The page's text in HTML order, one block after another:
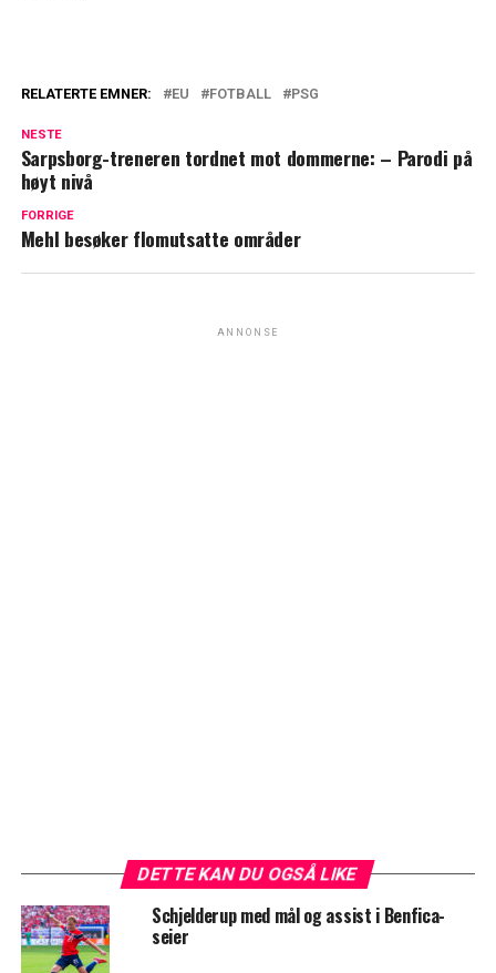
RELATERTE EMNER: EU FOTBALL PSG
NESTE
Sarpsborg-treneren tordnet mot dommerne: – Parodi på
høyt nivå
FORRIGE
Mehl besøker flomutsatte områder
ANNONSE
DETTE KAN DU OGSÅ LIKE
Schjelderup med mål og assist i Benfica-
seier